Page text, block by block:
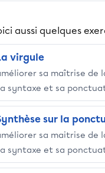
aussi quelques
virgule
sa maîtrise de
syntaxe et sa
sur la
sa maitrise de
syntaxe et sa